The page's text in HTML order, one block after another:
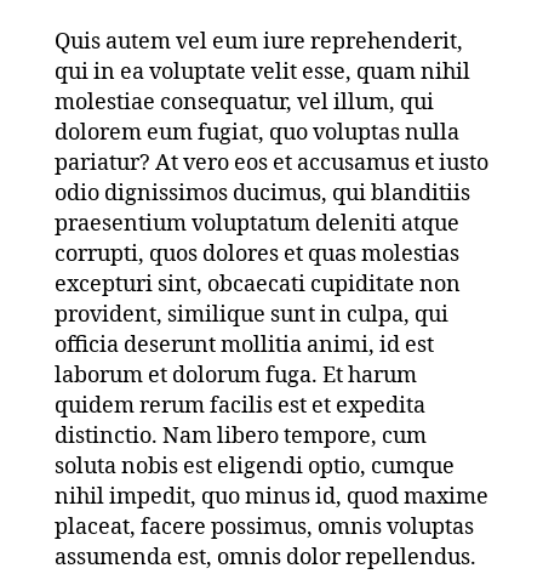
Quis autem vel eum iure reprehenderit,
qui in ea voluptate velit esse, quam nihil
molestiae consequatur, vel illum, qui
dolorem eum fugiat, quo voluptas nulla
pariatur? At vero eos et accusamus et iusto
odio dignissimos ducimus, qui blanditiis
praesentium voluptatum deleniti atque
corrupti, quos dolores et quas molestias
excepturi sint, obcaecati cupiditate non
provident, similique sunt in culpa, qui
officia deserunt mollitia animi, id est
laborum et dolorum fuga. Et harum
quidem rerum facilis est et expedita
distinctio. Nam libero tempore, cum
soluta nobis est eligendi optio, cumque
nihil impedit, quo minus id, quod maxime
placeat, facere possimus, omnis voluptas
assumenda est, omnis dolor repellendus.